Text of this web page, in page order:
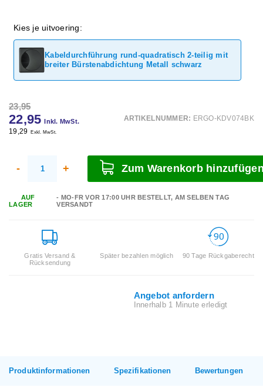
Kies je uitvoering:
Kabeldurchführung rund-quadratisch 2-teilig mit
breiter Bürstenabdichtung Metall schwarz
23,95
22,95 Inkl. MwSt.
19,29 Exkl. MwSt.
ARTIKELNUMMER: ERGO-KDV074BK
- + Zum Warenkorb
AUF
LAGER
- MO-FR VOR 17:00 UHR BESTELLT, AM SELBEN TAG
VERSANDT
Gratis Versand &
Rücksendung
Später bezahlen möglich 90 Tage Rückgaberecht
Angebot anfordern
Innerhalb 1 Minute erledigt
Produktinformationen Spezifikationen Bewertungen